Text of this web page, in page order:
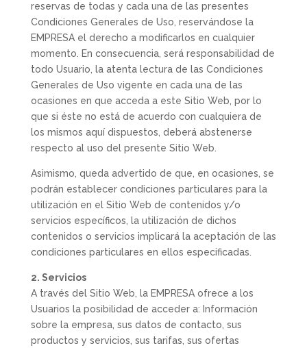
reservas de todas y cada una de las presentes
Condiciones Generales de Uso, reservándose la
EMPRESA el derecho a modificarlos en cualquier
momento. En consecuencia, será responsabilidad de
todo Usuario, la atenta lectura de las Condiciones
Generales de Uso vigente en cada una de las
ocasiones en que acceda a este Sitio Web, por lo
que si éste no está de acuerdo con cualquiera de
los mismos aquí dispuestos, deberá abstenerse
respecto al uso del presente Sitio Web.
Asimismo, queda advertido de que, en ocasiones, se
podrán establecer condiciones particulares para la
utilización en el Sitio Web de contenidos y/o
servicios específicos, la utilización de dichos
contenidos o servicios implicará la aceptación de las
condiciones particulares en ellos especificadas.
2. Servicios
A través del Sitio Web, la EMPRESA ofrece a los
Usuarios la posibilidad de acceder a: Información
sobre la empresa, sus datos de contacto, sus
productos y servicios, sus tarifas, sus ofertas